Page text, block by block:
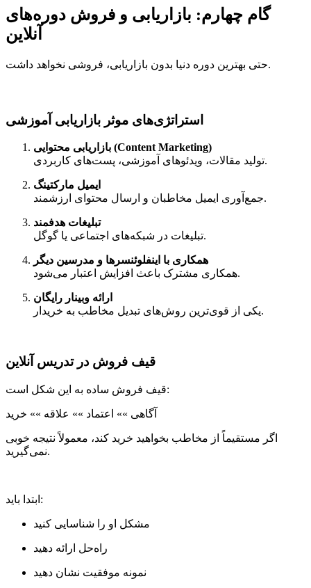
گام چهارم: بازاریابی و فروش دوره‌های
آنلاین
حتی بهترین دوره دنیا بدون بازاریابی، فروشی نخواهد داشت.
استراتژی‌های موثر بازاریابی آموزشی
بازاریابی محتوایی (Content Marketing)
تولید مقالات، ویدئوهای آموزشی، پست‌های کاربردی.
ایمیل مارکتینگ
جمع‌آوری ایمیل مخاطبان و ارسال محتوای ارزشمند.
تبلیغات هدفمند
تبلیغات در شبکه‌های اجتماعی یا گوگل.
همکاری با اینفلوئنسرها و مدرسین دیگر
همکاری مشترک باعث افزایش اعتبار می‌شود.
ارائه وبینار رایگان
یکی از قوی‌ترین روش‌های تبدیل مخاطب به خریدار.
قیف فروش در تدریس آنلاین
قیف فروش ساده به این شکل است:
آگاهی »» اعتماد »» علاقه »» خرید
اگر مستقیماً از مخاطب بخواهید خرید کند، معمولاً نتیجه خوبی
نمی‌گیرید.
ابتدا باید:
مشکل او را شناسایی کنید
راه‌حل ارائه دهید
نمونه موفقیت نشان دهید